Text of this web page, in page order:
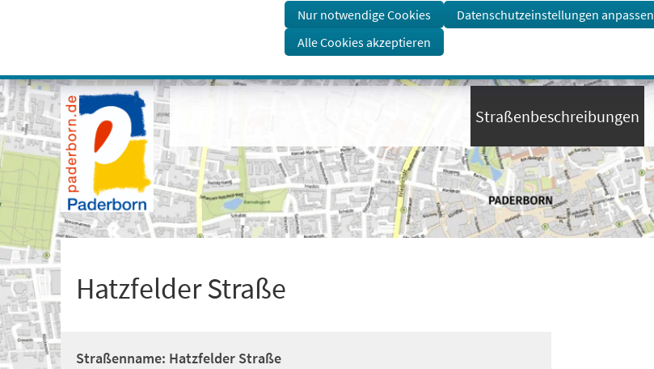
Visuelle
Assistenzsoftware
öffnen.
Mit
der
Tastatur
erreichbar
über
+
einem
neuen
Tab)
Nur notwendige Cookies
Datenschutzeinstellungen anpassen
Alle Cookies akzeptieren
Straßenbeschreibungen
Hatzfelder Straße
Straßenname: Hatzfelder Straße